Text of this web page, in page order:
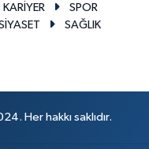
KARİYER
SPOR
SAĞLIK
Her hakkı saklıdır.